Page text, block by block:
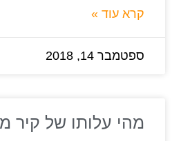
קרא עוד »
ספטמבר 14, 2018
מהי עלותו של קיר